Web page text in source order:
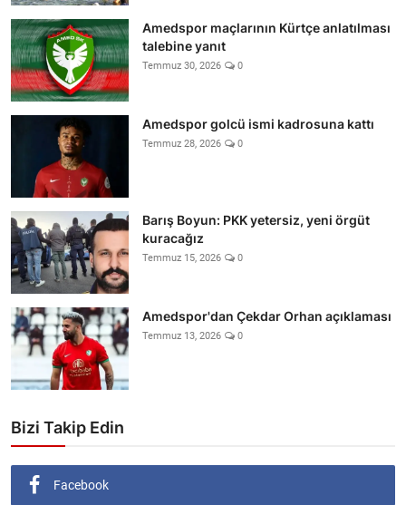
Amedspor maçlarının Kürtçe anlatılması
talebine yanıt
Temmuz 30, 2026 0
Amedspor golcü ismi kadrosuna kattı
Temmuz 28, 2026 0
Barış Boyun: PKK yetersiz, yeni örgüt
kuracağız
Temmuz 15, 2026 0
Amedspor'dan Çekdar Orhan açıklaması
Temmuz 13, 2026 0
Bizi Takip Edin
Facebook